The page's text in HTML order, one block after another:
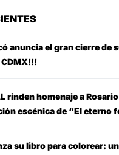
anuncia el gran cierre de
rinden homenaje a
escénica de “El eterno
su libro para colorear: